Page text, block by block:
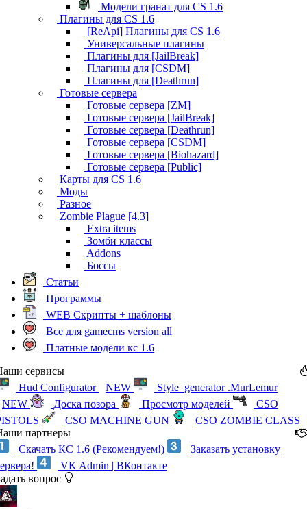
Модели гранат для CS 1.6
Плагины для CS 1.6
[ReApi] Плагины для CS 1.6
Универсальные плагины
Плагины для [JailBreak]
Плагины для [CSDM]
Плагины для [Deathrun]
Готовые сервера
Готовые сервера [ZM]
Готовые сервера [JailBreak]
Готовые сервера [Deathrun]
Готовые сервера [CSDM]
Готовые сервера [Biohazard]
Готовые сервера [Public]
Карты для CS 1.6
Моды
Разное
Zombie Plague [4.3]
Extra items
Зомби классы
Addons
Боссы
Статьи
Программы
WEB Скрипты + шаблоны
Все для gamecms version all
Платные модели кс 1.6
сервисы
Hud Configurator
NEW
Style_generator .MurLemur
NEW
Доска позора Просмотр моделей
CSO
CSO MACHINE GUN
CSO ZOMBIE CLASS
партнеры
Скачать КС 1.6 (Рекомендуем!)
Заказать установку
VK Admin | ВКонтакте
вопрос